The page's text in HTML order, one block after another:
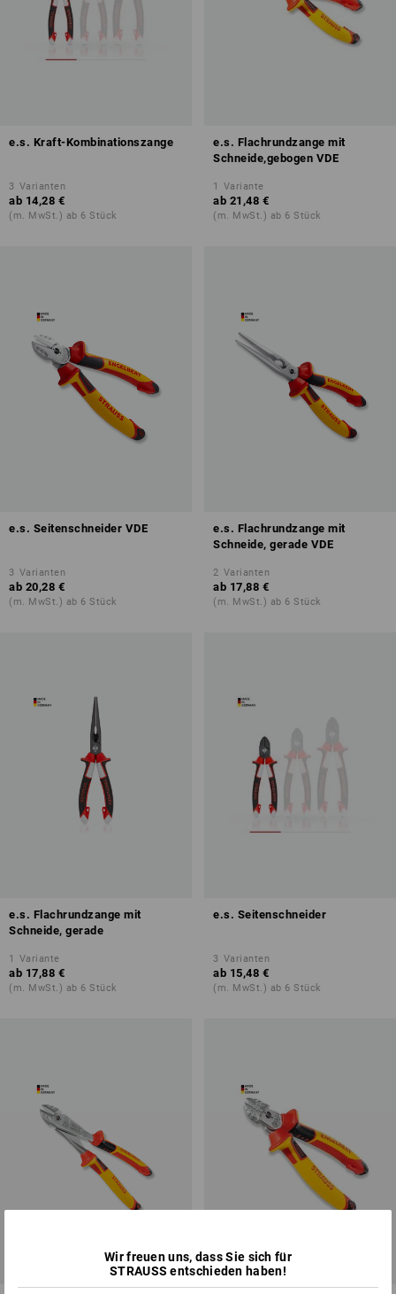
e.s. Kraft-Kombinationszange
3 Varianten
ab 14,28 €
(m. MwSt.) ab 6 Stück
e.s. Flachrundzange mit
Schneide,gebogen VDE
1 Variante
ab 21,48 €
(m. MwSt.) ab 6 Stück
e.s. Seitenschneider VDE
3 Varianten
ab 20,28 €
(m. MwSt.) ab 6 Stück
e.s. Flachrundzange mit
Schneide, gerade VDE
2 Varianten
ab 17,88 €
(m. MwSt.) ab 6 Stück
e.s. Flachrundzange mit
Schneide, gerade
1 Variante
ab 17,88 €
(m. MwSt.) ab 6 Stück
e.s. Seitenschneider
3 Varianten
ab 15,48 €
(m. MwSt.) ab 6 Stück
Wir freuen uns, dass Sie sich für
STRAUSS entschieden haben!